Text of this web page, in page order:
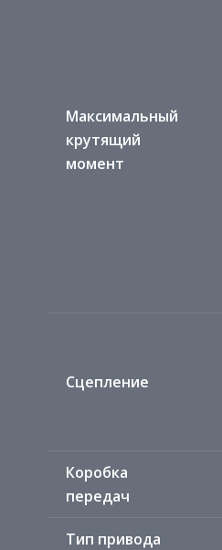
Максимальный
крутящий
момент
Сцепление
Коробка
передач
Тип привода